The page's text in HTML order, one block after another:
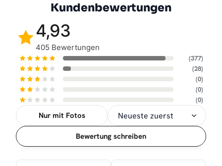
Kundenbewertungen
4,93
405 Bewertungen
(377)
(28)
(0)
(0)
(0)
Nur mit Fotos
Sortierung
Bewertung schreiben